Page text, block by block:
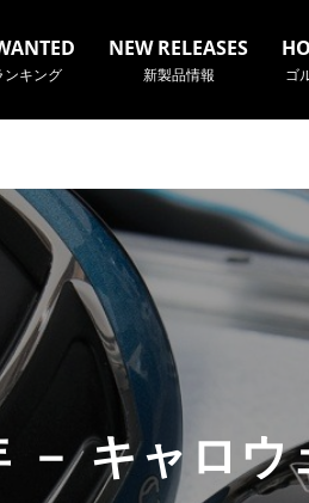
ンキング
NEW RELEASES
新製品情報 ゴ
－ キャロウ
検索したい事柄を入力してください。